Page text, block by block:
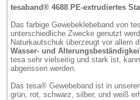
tesaband® 4688 PE-extrudiertes
Das farbige Gewebeklebeband von
unterschiedliche Zwecke genutzt
Naturkautschuk überzeugt vor allem
Wasser- und
tesa sehr vielseitig und stark ist,
abgerissen werden.
Das tesa® Gewebeband ist in
grün, rot, schwarz, silber, und weiß